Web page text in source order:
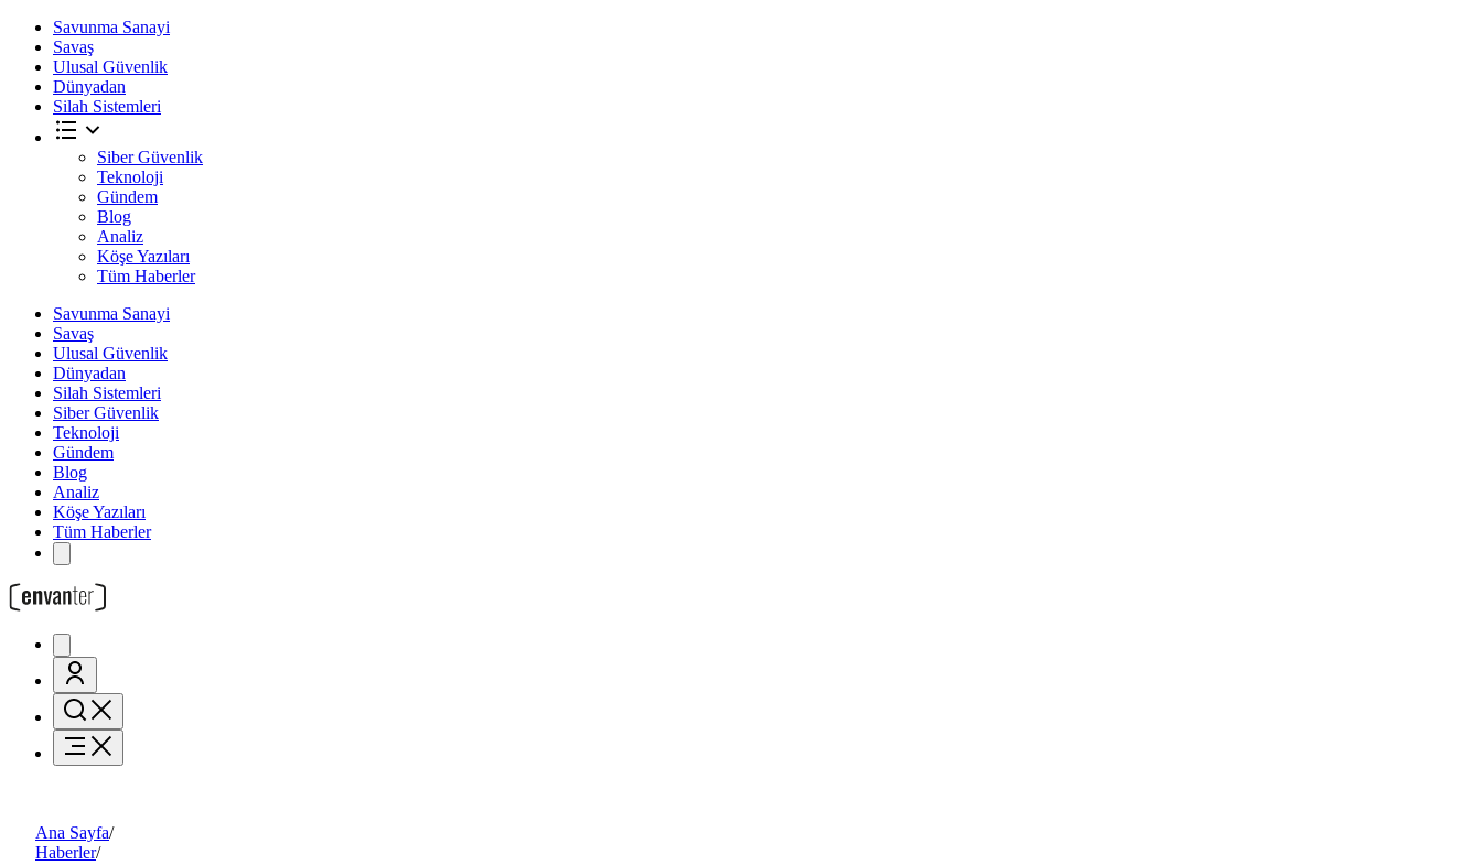
Savunma Sanayi
Savaş
Ulusal Güvenlik
Dünyadan
Silah Sistemleri
Siber Güvenlik
Teknoloji
Gündem
Blog
Analiz
Köşe Yazıları
Tüm Haberler
Savunma Sanayi
Savaş
Ulusal Güvenlik
Dünyadan
Silah Sistemleri
Siber Güvenlik
Teknoloji
Gündem
Blog
Analiz
Köşe Yazıları
Tüm Haberler
Ana Sayfa/
Haberler/